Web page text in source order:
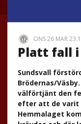
ONS 26 MAR
Platt fall
Sundsvall
Brödernas/
välförtjänt den
efter att de varit
Hemmalaget